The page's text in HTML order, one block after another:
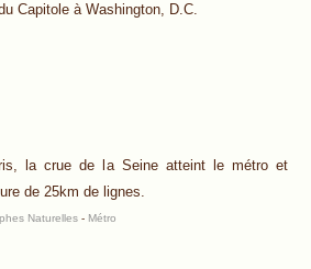
Capitole à Washington, D.C.
la crue de la Seine atteint le métro et
de 25km de lignes.
Naturelles - Métro